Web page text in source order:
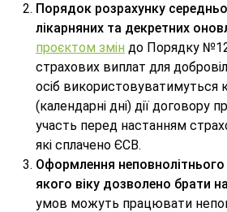
Порядок розрахунку
лікарняних та декретних
проєктом змін до Порядку
страхових виплат для
осіб використовуватимуться
(календарні дні) дії договору
участь перед настанням
які сплачено ЄСВ.
Оформлення неповнолітнього
якого віку дозволено брати
умов можуть працювати